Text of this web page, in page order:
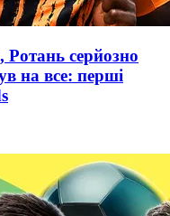
серйозно
на все: перші